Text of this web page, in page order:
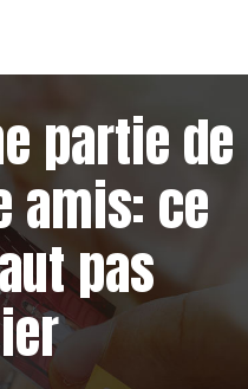
partie de
amis: ce
pas